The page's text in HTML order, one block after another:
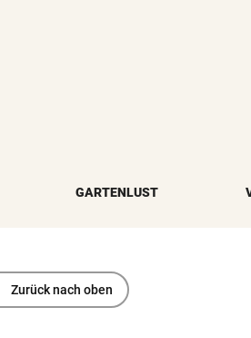
GARTENLUST
Zurück nach oben